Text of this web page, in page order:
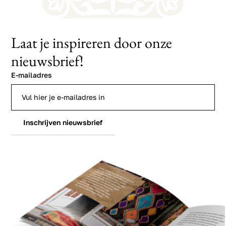
Laat je inspireren door onze
nieuwsbrief!
E-mailadres
Inschrijven nieuwsbrief